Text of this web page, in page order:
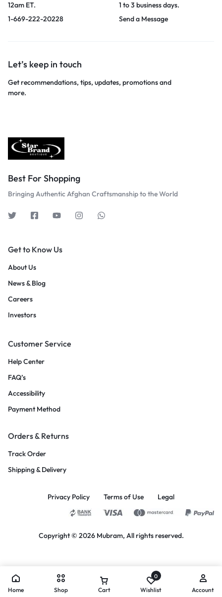
12am ET.
1-669-222-20228
1 to 3 business days.
Send a Message
Let’s keep in touch
Get recommendations, tips, updates, promotions and
more.
Best For Shopping
Bringing Authentic Afghan Craftsmanship to the World
Get to Know Us
About Us
News & Blog
Careers
Investors
Customer Service
Help Center
FAQ’s
Accessibility
Payment Method
Orders & Returns
Track Order
Shipping & Delivery
Privacy Policy Terms of Use Legal
Copyright © 2026 Mubram, All rights reserved.
Home Shop Cart
0
Wishlist Account